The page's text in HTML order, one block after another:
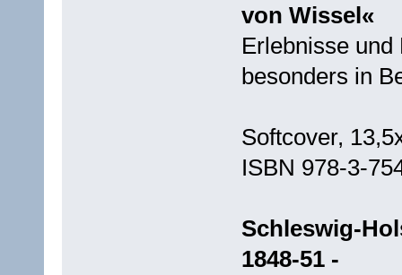
von Wissel«
Erlebnisse und
besonders in
Softcover,
ISBN 978-3-
Schleswig-
1848-51 -